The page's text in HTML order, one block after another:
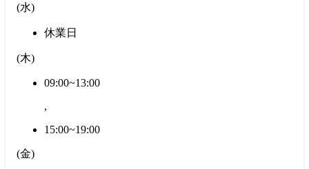
(水)
休業日
(木)
09:00~13:00
,
15:00~19:00
(金)